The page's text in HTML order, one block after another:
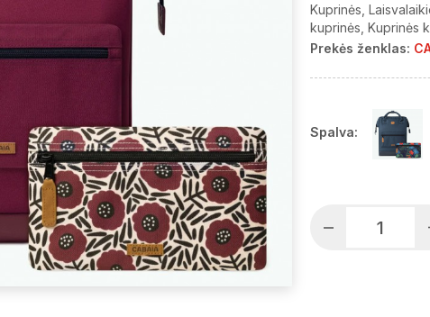
Kuprinės
kuprinės Kuprinės
Prekės ženklas:
Spalva: